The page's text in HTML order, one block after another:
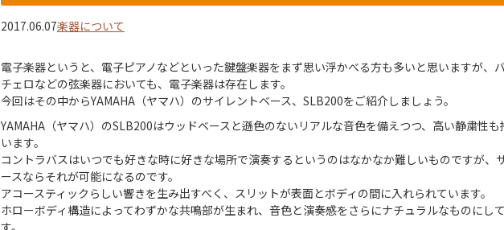
2017.06.07楽器について
電子楽器というと、電子ピアノなどといった鍵盤楽器をまず思い浮かべる方も多いと思いますが、
チェロなどの弦楽器においても、電子楽器は存在します。
今回はその中からYAMAHA（ヤマハ）のサイレントベース、SLB200をご紹介しましょう。
YAMAHA（ヤマハ）のSLB200はウッドベースと遜色のないリアルな音色を備えつつ、高い静粛性も
います。
コントラバスはいつでも好きな時に好きな場所で演奏するというのはなかなか難しいものですが、
ースならそれが可能になるのです。
アコースティックらしい響きを生み出すべく、スリットが表面とボディの間に入れられています。
ホローボディ構造によってわずかな共鳴部が生まれ、音色と演奏感をさらにナチュラルなものにし